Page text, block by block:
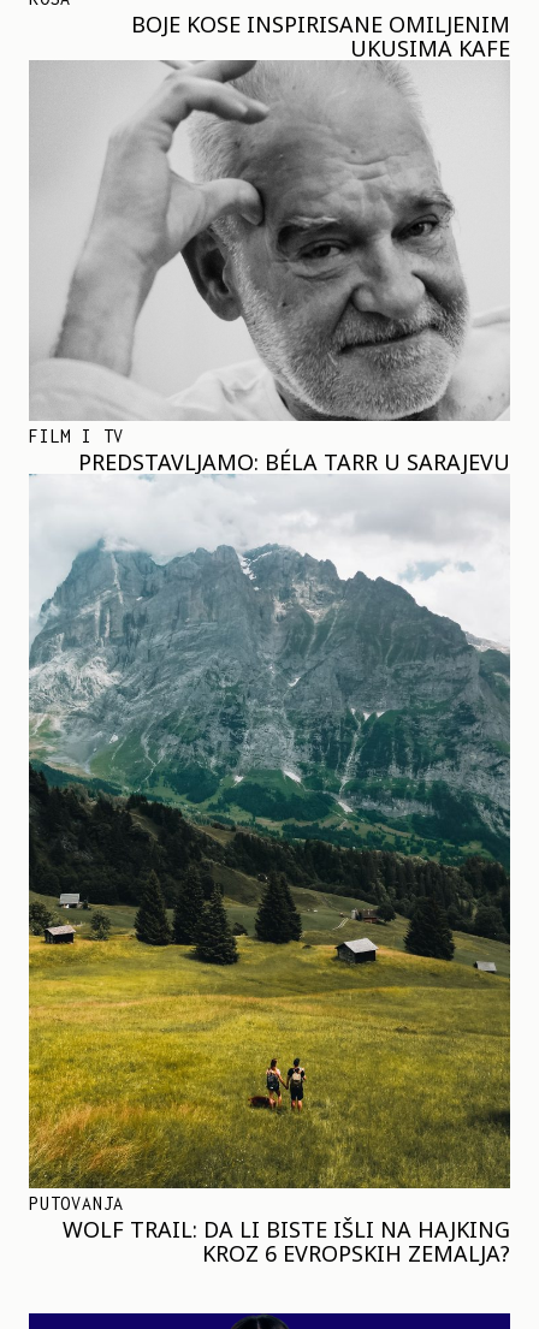
BOJE KOSE INSPIRISANE OMILJENIM
UKUSIMA KAFE
FILM I TV
PREDSTAVLJAMO: BÉLA TARR U SARAJEVU
PUTOVANJA
WOLF TRAIL: DA LI BISTE IŠLI NA HAJKING
KROZ 6 EVROPSKIH ZEMALJA?